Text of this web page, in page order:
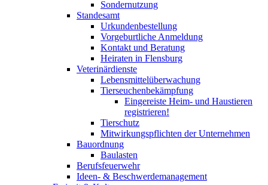
Sondernutzung
Standesamt
Urkundenbestellung
Vorgeburtliche Anmeldung
Kontakt und Beratung
Heiraten in Flensburg
Veterinärdienste
Lebensmittelüberwachung
Tierseuchenbekämpfung
Eingereiste Heim- und Haustieren
registrieren!
Tierschutz
Mitwirkungspflichten der Unternehmen
Bauordnung
Baulasten
Berufsfeuerwehr
Ideen- & Beschwerdemanagement